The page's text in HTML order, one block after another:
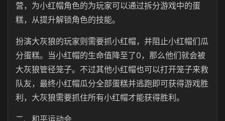
营，为小红帽角色的为玩家可以通过拆分游戏中的蛋
糕，从提升解锁角色的技能。
扮演大灰狼的玩家则需要抓小红帽，并阻止小红帽们瓜
分蛋糕。当小红帽的生命值降至了0，那么他们就会被
大灰狼管径笼子。不过其他小红帽也可以打开笼子来救
队友，最终小红帽瓜分全部蛋糕并逃跑即可获得游戏胜
利，大灰狼需要抓住所有小红帽才能获得胜利。
二、和平运动会